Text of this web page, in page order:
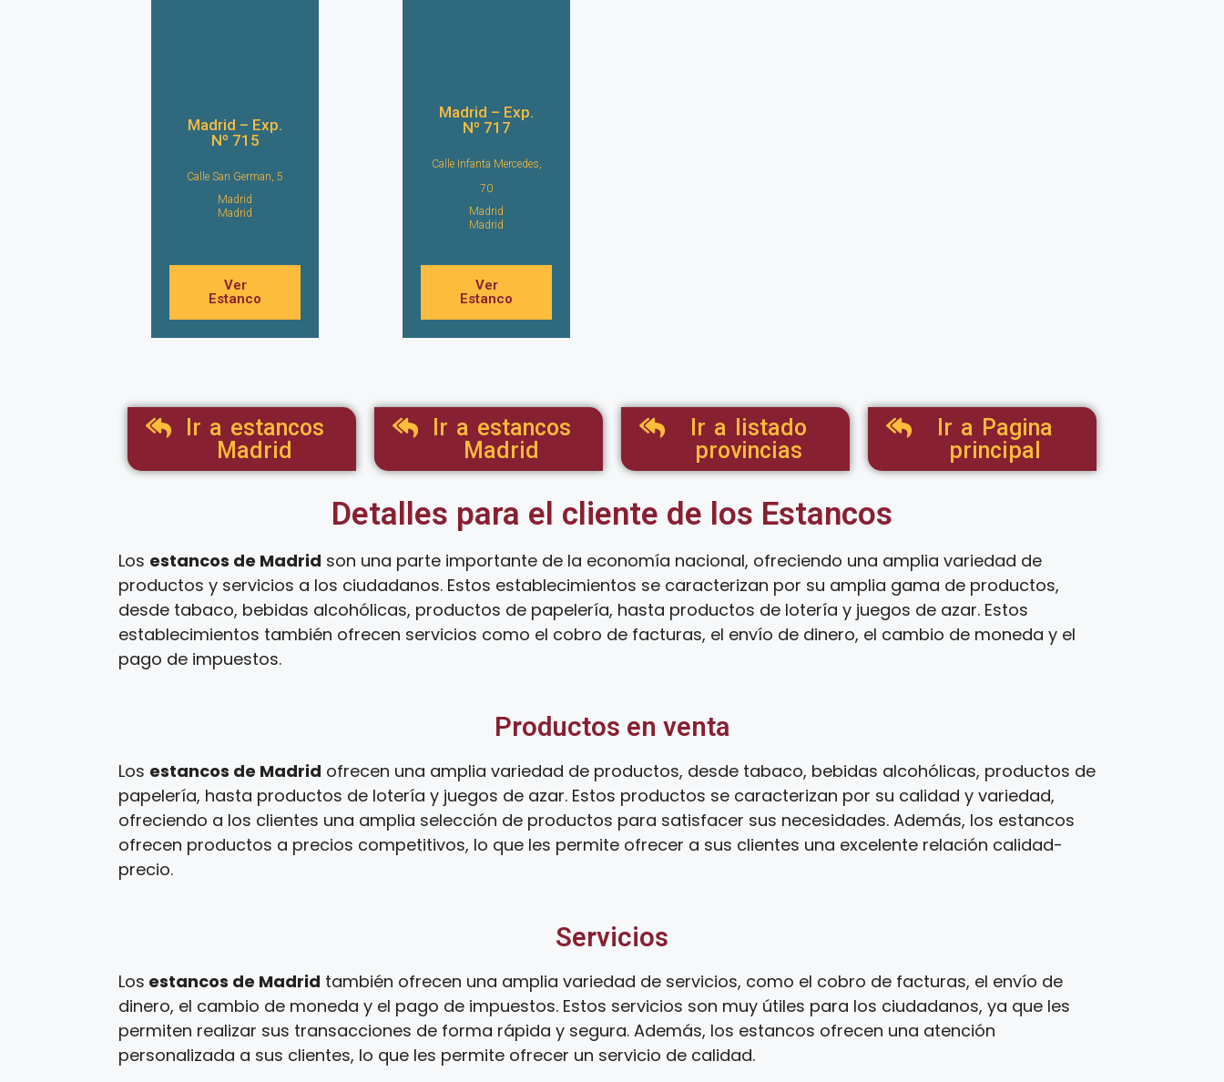
Madrid – Exp.
Nº 715
Calle San German, 5
Madrid
Madrid
Ver
Estanco
Madrid – Exp.
Nº 717
Calle Infanta Mercedes,
70
Madrid
Madrid
Ver
Estanco
Ir a estancos
Madrid
Ir a estancos
Madrid
Ir a listado
provincias
Ir a Pagina
principal
Detalles para el cliente de los Estancos
Los estancos de Madrid son una parte importante de la economía nacional, ofreciendo una amplia variedad de
productos y servicios a los ciudadanos. Estos establecimientos se caracterizan por su amplia gama de productos,
desde tabaco, bebidas alcohólicas, productos de papelería, hasta productos de lotería y juegos de azar. Estos
establecimientos también ofrecen servicios como el cobro de facturas, el envío de dinero, el cambio de moneda y el
pago de impuestos.
Productos en venta
Los estancos de Madrid ofrecen una amplia variedad de productos, desde tabaco, bebidas alcohólicas, productos de
papelería, hasta productos de lotería y juegos de azar. Estos productos se caracterizan por su calidad y variedad,
ofreciendo a los clientes una amplia selección de productos para satisfacer sus necesidades. Además, los estancos
ofrecen productos a precios competitivos, lo que les permite ofrecer a sus clientes una excelente relación calidad-
precio.
Servicios
Los estancos de Madrid también ofrecen una amplia variedad de servicios, como el cobro de facturas, el envío de
dinero, el cambio de moneda y el pago de impuestos. Estos servicios son muy útiles para los ciudadanos, ya que les
permiten realizar sus transacciones de forma rápida y segura. Además, los estancos ofrecen una atención
personalizada a sus clientes, lo que les permite ofrecer un servicio de calidad.